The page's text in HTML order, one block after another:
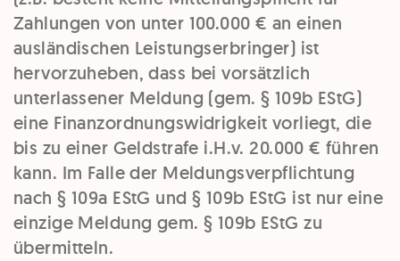
Zahlungen von unter 100.000 € an einen
ausländischen Leistungserbringer) ist
hervorzuheben, dass bei vorsätzlich
unterlassener Meldung (gem. § 109b EStG)
eine Finanzordnungswidrigkeit vorliegt, die
bis zu einer Geldstrafe i.H.v. 20.000 € führen
kann. Im Falle der Meldungsverpflichtung
nach § 109a EStG und § 109b EStG ist nur eine
einzige Meldung gem. § 109b EStG zu
übermitteln.